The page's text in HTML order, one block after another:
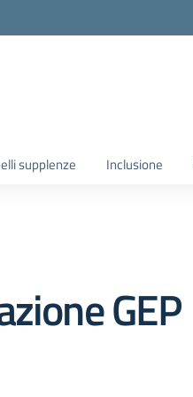
supplenze Inclusione
GEP